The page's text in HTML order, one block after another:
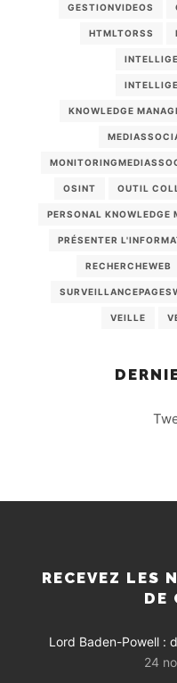
GESTIONVIDEOS
HTMLTORSS
KNOWLEDGE
OSINT OUTIL
PERSONAL KNOWLEDGE
PRÉSENTER
RECHERCHEWEB
VEILLE
RECEVEZ LES
DE
Lord Baden-Powell :
24